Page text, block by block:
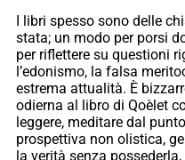
I libri spesso sono delle
stata; un modo per porsi
per riflettere su questioni
l’edonismo, la falsa
estrema attualità. È
odierna al libro di Qoèlet
leggere, meditare dal
prospettiva non olistica,
la verità senza